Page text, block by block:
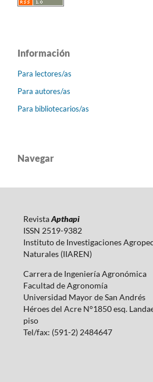
Información
Para lectores/as
Para autores/as
Para bibliotecarios/as
Navegar
RevistaApthapi
ISSN 2519-9382
Instituto de Investigaciones
Naturales (IIAREN)
Carrera de Ingeniería Agronómica
Facultad de Agronomía
Universidad Mayor de San Andrés
Héroes del Acre N°1850 esq.
piso
Tel/fax: (591-2) 2484647